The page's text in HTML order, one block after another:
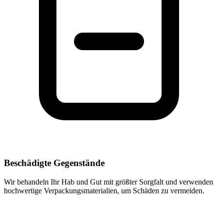
Beschädigte Gegenstände
Wir behandeln Ihr Hab und Gut mit größter Sorgfalt und verwenden
hochwertige Verpackungsmaterialien, um Schäden zu vermeiden.